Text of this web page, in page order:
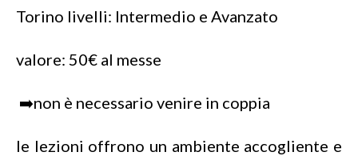
Torino livelli: Intermedio e Avanzato
valore: 50€ al messe
➡️non è necessario venire in coppia
le lezioni offrono un ambiente accogliente e